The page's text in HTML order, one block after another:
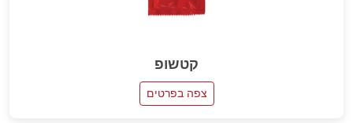
קטשופ
צפה בפרטים